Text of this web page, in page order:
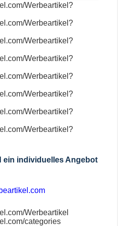
Werbeartikel?
Werbeartikel?
Werbeartikel?
Werbeartikel?
Werbeartikel?
Werbeartikel?
Werbeartikel?
Werbeartikel?
ein individuelles Angebot
Werbeartikel
categories